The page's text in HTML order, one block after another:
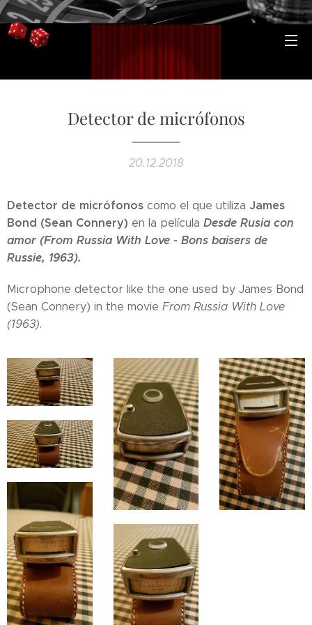
Detector de micrófonos
20.12.2018
Detector de micrófonos como el que utiliza James
Bond (Sean Connery) en la película Desde Rusia con
amor (From Russia With Love - Bons baisers de
Russie, 1963).
Microphone detector like the one used by James Bond
(Sean Connery) in the movie From Russia With Love
(1963).